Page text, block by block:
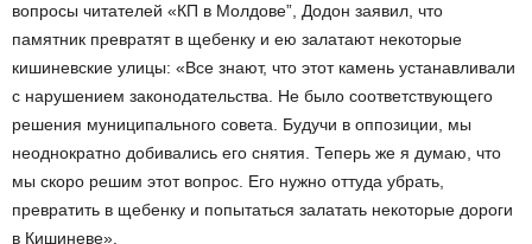
вопросы читателей «КП в Молдове”, Додон заявил, что
памятник превратят в щебенку и ею залатают некоторые
кишиневские улицы: «Все знают, что этот камень устанавливали
с нарушением законодательства. Не было соответствующего
решения муниципального совета. Будучи в оппозиции, мы
неоднократно добивались его снятия. Теперь же я думаю, что
мы скоро решим этот вопрос. Его нужно оттуда убрать,
превратить в щебенку и попытаться залатать некоторые дороги
в Кишиневе».